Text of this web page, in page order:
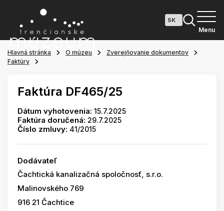
Menu
Hlavná stránka O múzeu
Zverejňovanie dokumentov
Faktúry
Faktúra DF465/25
Dátum vyhotovenia: 15.7.2025
Faktúra doručená: 29.7.2025
Číslo zmluvy: 41/2015
Dodávateľ
Čachtická kanalizačná spoločnosť, s.r.o.
Malinovského 769
916 21 Čachtice